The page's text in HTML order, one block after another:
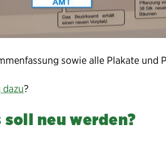
sowie alle Plakate und
?
soll neu werden?